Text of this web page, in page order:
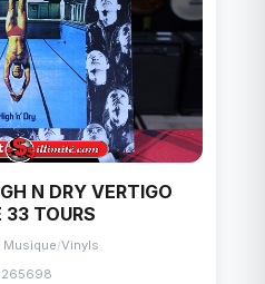
N DRY VERTIGO
33 TOURS
Musique/Vinyls
265698